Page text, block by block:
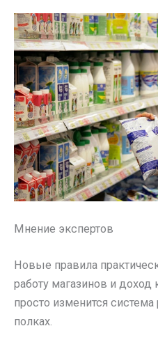
Мнение экспертов
Новые правила
работу магазинов и доход
просто изменится
полках.